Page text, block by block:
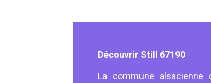
Découvrir Still 67190
La commune